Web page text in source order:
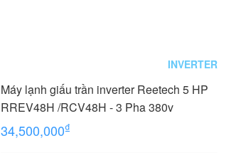
INVERTER
Máy lạnh giấu trần inverter Reetech 5 HP
RREV48H /RCV48H - 3 Pha 380v
34,500,000₫